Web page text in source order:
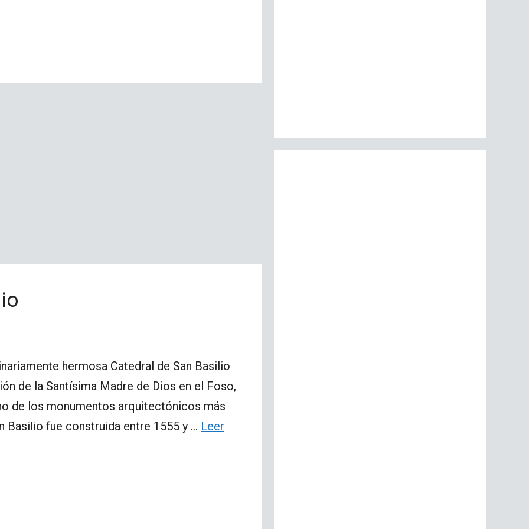
hermosa Catedral de San Basilio
de la Santísima Madre de Dios en el Foso,
de los monumentos arquitectónicos más
Basilio fue construida entre 1555 y … Leer